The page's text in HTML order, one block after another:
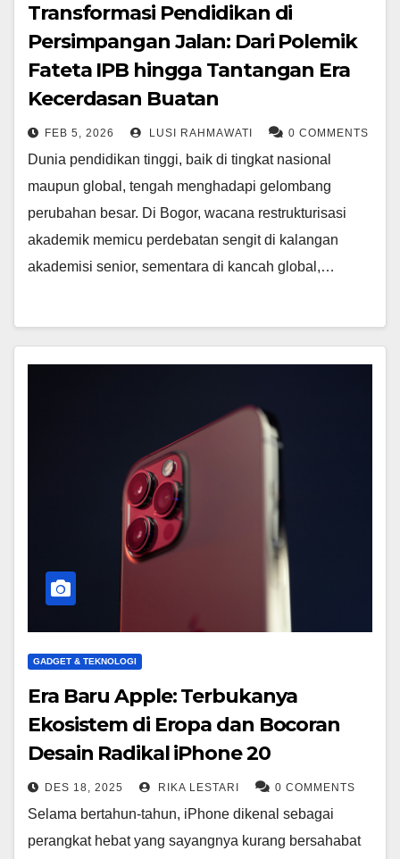
Transformasi Pendidikan di
Persimpangan Jalan: Dari Polemik
Fateta IPB hingga Tantangan Era
Kecerdasan Buatan
FEB 5, 2026 LUSI RAHMAWATI 0 COMMENTS
Dunia pendidikan tinggi, baik di tingkat nasional
maupun global, tengah menghadapi gelombang
perubahan besar. Di Bogor, wacana restrukturisasi
akademik memicu perdebatan sengit di kalangan
akademisi senior, sementara di kancah global,…
GADGET & TEKNOLOGI
Era Baru Apple: Terbukanya
Ekosistem di Eropa dan Bocoran
Desain Radikal iPhone 20
DES 18, 2025 RIKA LESTARI 0 COMMENTS
Selama bertahun-tahun, iPhone dikenal sebagai
perangkat hebat yang sayangnya kurang bersahabat